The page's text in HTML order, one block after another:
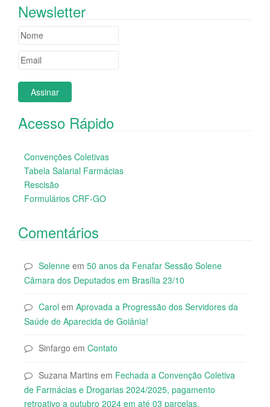
Newsletter
Acesso Rápido
Convenções Coletivas
Tabela Salarial Farmácias
Rescisão
Formulários CRF-GO
Comentários
Solenne em 50 anos da Fenafar Sessão Solene
Câmara dos Deputados em Brasília 23/10
Carol em Aprovada a Progressão dos Servidores da
Saúde de Aparecida de Goiânia!
Sinfargo em Contato
Suzana Martins em Fechada a Convenção Coletiva
de Farmácias e Drogarias 2024/2025, pagamento
retroativo a outubro 2024 em até 03 parcelas.